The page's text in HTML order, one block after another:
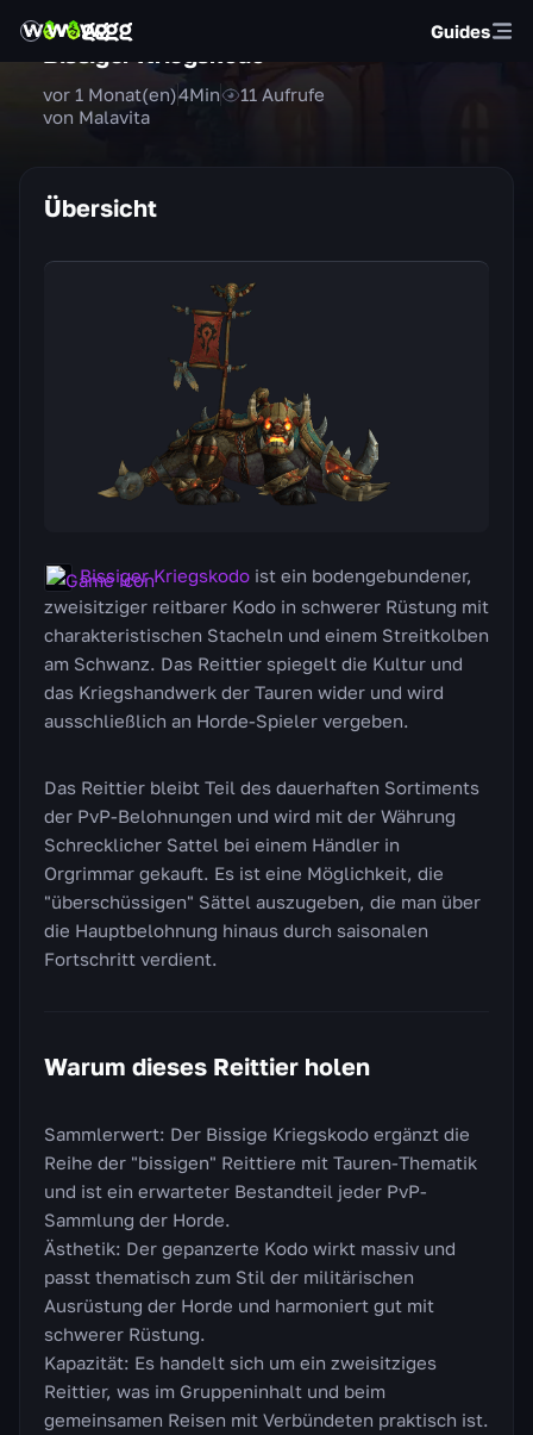
Guides
von Malavita
vor 1 Monat(en)4Min 11 Aufrufe
Übersicht
Bissiger Kriegskodo ist ein bodengebundener,
zweisitziger reitbarer Kodo in schwerer Rüstung mit
charakteristischen Stacheln und einem Streitkolben
am Schwanz. Das Reittier spiegelt die Kultur und
das Kriegshandwerk der Tauren wider und wird
ausschließlich an Horde-Spieler vergeben.
Das Reittier bleibt Teil des dauerhaften Sortiments
der PvP-Belohnungen und wird mit der Währung
Schrecklicher Sattel bei einem Händler in
Orgrimmar gekauft. Es ist eine Möglichkeit, die
"überschüssigen" Sättel auszugeben, die man über
die Hauptbelohnung hinaus durch saisonalen
Fortschritt verdient.
Warum dieses Reittier holen
Sammlerwert: Der Bissige Kriegskodo ergänzt die
Reihe der "bissigen" Reittiere mit Tauren-Thematik
und ist ein erwarteter Bestandteil jeder PvP-
Sammlung der Horde.
Ästhetik: Der gepanzerte Kodo wirkt massiv und
passt thematisch zum Stil der militärischen
Ausrüstung der Horde und harmoniert gut mit
schwerer Rüstung.
Kapazität: Es handelt sich um ein zweisitziges
Reittier, was im Gruppeninhalt und beim
gemeinsamen Reisen mit Verbündeten praktisch ist.